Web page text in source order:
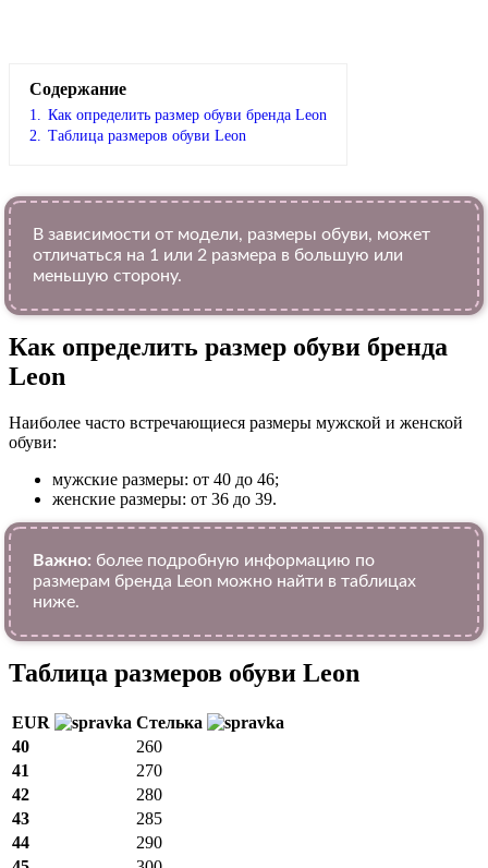
Содержание
1. Как определить размер обуви брендa Leon
2. Таблица размеров обуви Leon
В зависимости от модели, размеры обуви, может
отличаться на 1 или 2 размера в большую или
меньшую сторону.
Как определить размер обуви брендa
Leon
Наиболее часто встречающиеся размеры мужской и женской
обуви:
мужские размеры: от 40 до 46;
женские размеры: от 36 до 39.
Важно: более подробную информацию по
размерам бренда Leon можно найти в таблицах
ниже.
Таблица размеров обуви Leon
EUR
Стелька
40
260
41
270
42
280
43
285
44
290